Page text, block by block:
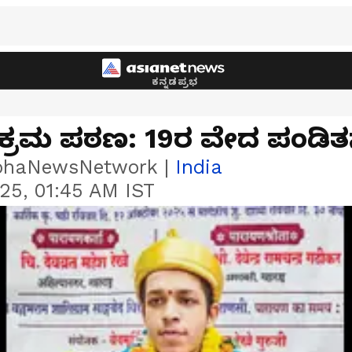
ಕನ್ನಡಪ್ರಭ
ಪಠಣ: 19ರ ವೇದ
| India
01:45 AM IST